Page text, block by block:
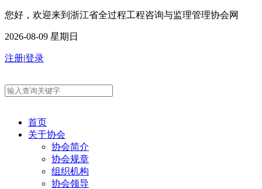
您好，欢迎来到浙江省全过程工程咨询与监理管理协会网
2026-08-09 星期日
注册|登录
首页
关于协会
协会简介
协会规章
组织机构
协会领导